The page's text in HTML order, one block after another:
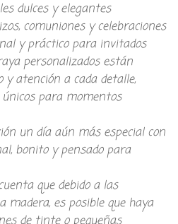
dulces y elegantes
comuniones y celebraciones
y práctico para invitados
personalizados están
y atención a cada detalle,
únicos para momentos
un día aún más especial con
bonito y pensado para
que debido a las
madera, es posible que haya